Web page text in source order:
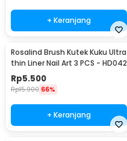
+ Keranjang
Rosalind Brush Kutek Kuku Ultra
thin Liner Nail Art 3 PCS - HD042
Rp5.500
Rp15.900 66%
+ Keranjang